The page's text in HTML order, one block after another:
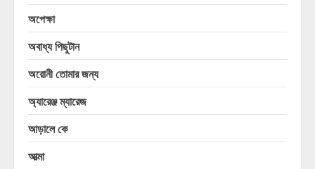
অপেক্ষা
অবাধ্য পিছুটান
অরোনী তোমার জন্য
অ্যারেঞ্জ ম্যারেজ
আড়ালে কে
আত্মা